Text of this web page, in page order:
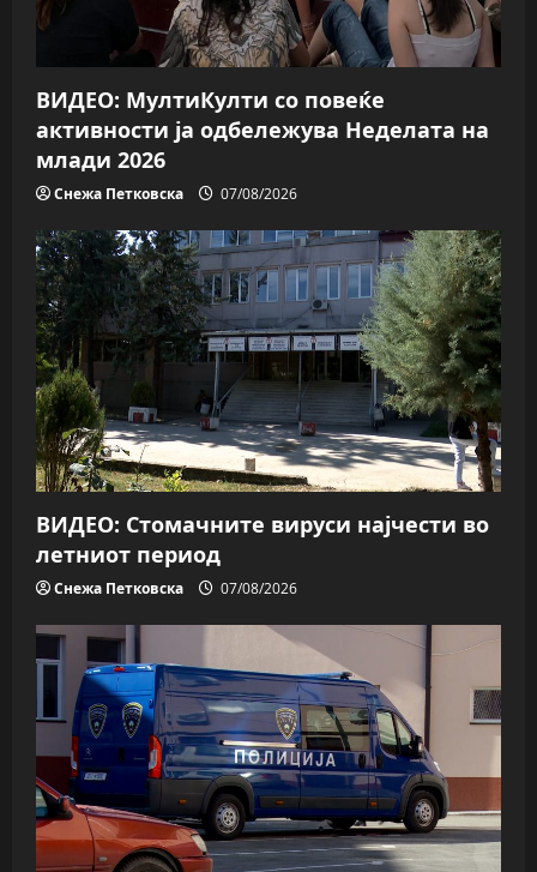
o
n
ВИДЕО: МултиКулти со повеќе
активности ја одбележува Неделата на
млади 2026
Снежа Петковска 07/08/2026
ВИДЕО: Стомачните вируси најчести во
летниот период
Снежа Петковска 07/08/2026